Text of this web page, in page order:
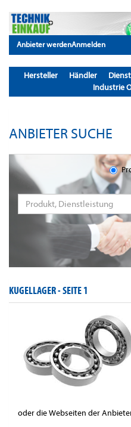
Anbieter werdenAnmelden
Hersteller Händler
Industrie
ANBIETER SUCHE
KUGELLAGER -SEITE 1
oder die Webseiten der